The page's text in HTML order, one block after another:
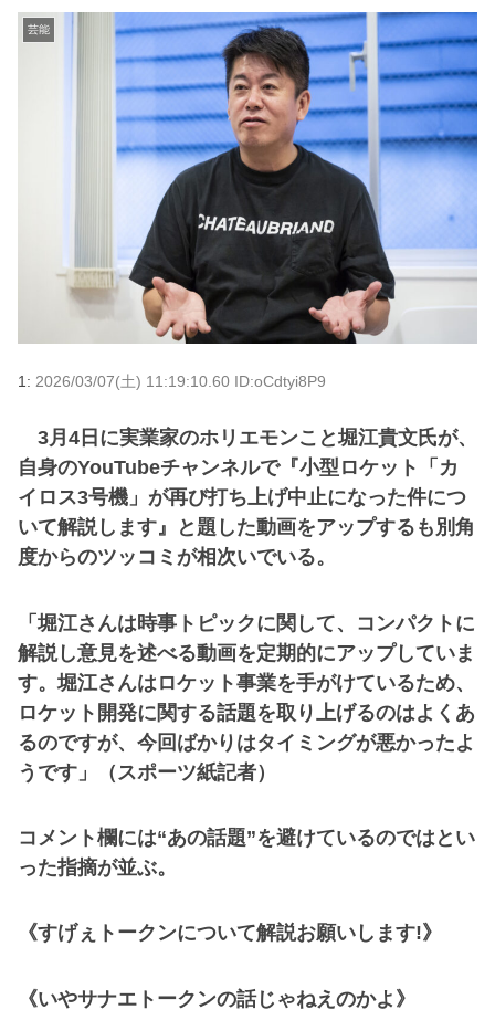
芸能
1: 2026/03/07(土) 11:19:10.60 ID:oCdtyi8P9
3月4日に実業家のホリエモンこと堀江貴文氏が、
自身のYouTubeチャンネルで『小型ロケット「カ
イロス3号機」が再び打ち上げ中止になった件につ
いて解説します』と題した動画をアップするも別角
度からのツッコミが相次いでいる。
「堀江さんは時事トピックに関して、コンパクトに
解説し意見を述べる動画を定期的にアップしていま
す。堀江さんはロケット事業を手がけているため、
ロケット開発に関する話題を取り上げるのはよくあ
るのですが、今回ばかりはタイミングが悪かったよ
うです」（スポーツ紙記者）
コメント欄には“あの話題”を避けているのではとい
った指摘が並ぶ。
《すげぇトークンについて解説お願いします!》
《いやサナエトークンの話じゃねえのかよ》